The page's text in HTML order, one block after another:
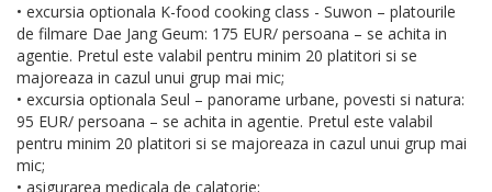
• excursia optionala K-food cooking class - Suwon – platourile
de filmare Dae Jang Geum: 175 EUR/ persoana – se achita in
agentie. Pretul este valabil pentru minim 20 platitori si se
majoreaza in cazul unui grup mai mic;
• excursia optionala Seul – panorame urbane, povesti si natura:
95 EUR/ persoana – se achita in agentie. Pretul este valabil
pentru minim 20 platitori si se majoreaza in cazul unui grup mai
mic;
• asigurarea medicala de calatorie;